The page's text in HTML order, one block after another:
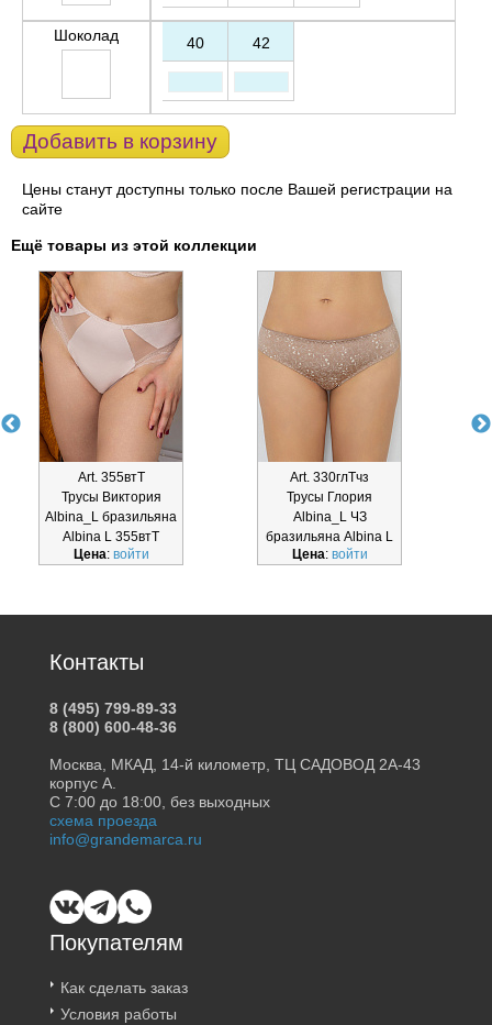
Шоколад 40 42
Добавить в корзину
Цены станут доступны только после Вашей регистрации на
сайте
Ещё товары из этой коллекции
Art. 355втТ
Трусы Виктория
Albina_L бразильяна
Albina L 355втТ
Цена: войти
Art. 330глТчз
Трусы Глория
Albina_L ЧЗ
бразильяна Albina L
330глТчз
Цена: войти
Покупателям
Как сделать заказ
Условия работы
Контакты
8 (495) 799-89-33
8 (800) 600-48-36
Москва, МКАД, 14-й километр, ТЦ САДОВОД 2А-43
корпус А.
С 7:00 до 18:00, без выходных
схема проезда
info@grandemarca.ru